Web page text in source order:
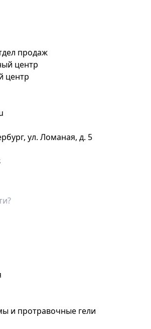
продаж
центр
центр
ул. Ломаная, д. 5
и протравочные гели